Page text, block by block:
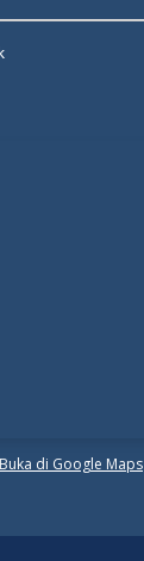
Buka di Google Maps